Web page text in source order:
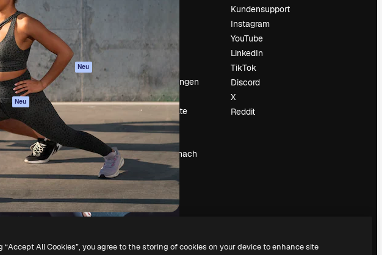
Neu
Dokumentation
Support
AGB
Datenschutzerklärung
Originale
Neu
Cookie-Richtlinie
Vertrauenszentrum
Partner
Unternehmen
Suchtrends
Blog
Veranstaltungen
Slidesgo
Deine Inhalte
verkaufen
Pressesaal
Suchst du nach
magnific.ai
Kundensupport
Instagram
YouTube
LinkedIn
TikTok
Discord
X
Reddit
.
“Accept All Cookies”, you agree to the storing of cookies on your device to enhance site